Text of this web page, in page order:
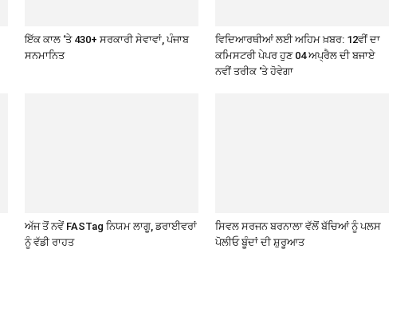
ਇੱਕ ਕਾਲ ‘ਤੇ 430+ ਸਰਕਾਰੀ ਸੇਵਾਵਾਂ, ਪੰਜਾਬ
ਸਨਮਾਨਿਤ
ਵਿਦਿਆਰਥੀਆਂ ਲਈ ਅਹਿਮ ਖ਼ਬਰ: 12ਵੀਂ ਦਾ
ਕਮਿਸਟਰੀ ਪੇਪਰ ਹੁਣ 04 ਅਪ੍ਰੈਲ ਦੀ ਬਜਾਏ
ਨਵੀਂ ਤਰੀਕ ‘ਤੇ ਹੋਵੇਗਾ
ਅੱਜ ਤੋਂ ਨਵੇਂ FASTag ਨਿਯਮ ਲਾਗੂ, ਡਰਾਈਵਰਾਂ
ਨੂੰ ਵੱਡੀ ਰਾਹਤ
ਸਿਵਲ ਸਰਜਨ ਬਰਨਾਲਾ ਵੱਲੋਂ ਬੱਚਿਆਂ ਨੂੰ ਪਲਸ
ਪੋਲੀਓ ਬੂੰਦਾਂ ਦੀ ਸ਼ੁਰੂਆਤ